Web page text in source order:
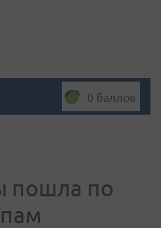
0 баллов
пошла по